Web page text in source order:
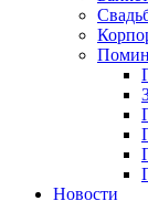
Новости